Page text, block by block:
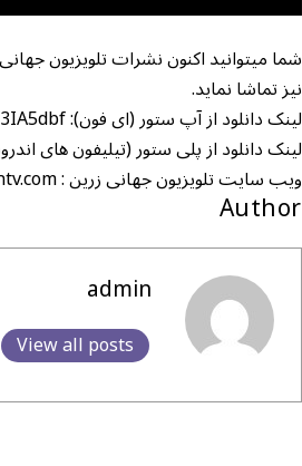
شما میتوانید اکنون نشرات تلویزیون
نیز تماشا نماید.
لینک دانلود از آپ ستور (ای فون):
لینک دانلود از پلی ستور (تیلیفون های
ویب سایت تلویزیون جهانی زرین :
Author
admin
View all posts